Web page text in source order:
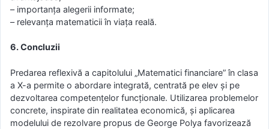
– importanța alegerii informate;
– relevanța matematicii în viața reală.
6. Concluzii
Predarea reflexivă a capitolului „Matematici financiare” în clasa
a X-a permite o abordare integrată, centrată pe elev și pe
dezvoltarea competențelor funcționale. Utilizarea problemelor
concrete, inspirate din realitatea economică, și aplicarea
modelului de rezolvare propus de George Polya favorizează